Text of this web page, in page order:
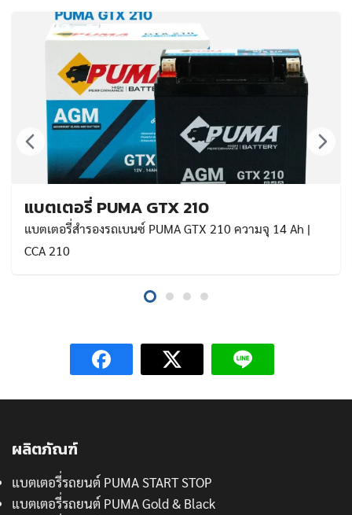
แบตเตอรี่ PUMA GTX 210
แบตเตอรี่สำรองรถเบนซ์ PUMA GTX 210 ความจุ 14 Ah |
CCA 210
ผลิตภัณฑ์
แบตเตอรี่รถยนต์ PUMA START STOP
แบตเตอรี่รถยนต์ PUMA Gold & Black